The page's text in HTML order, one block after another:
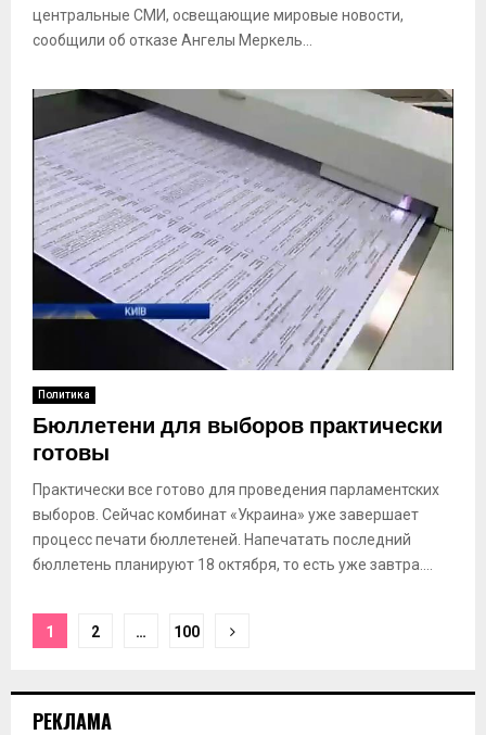
центральные СМИ, освещающие мировые новости,
сообщили об отказе Ангелы Меркель...
Политика
Бюллетени для выборов практически
готовы
Практически все готово для проведения парламентских
выборов. Сейчас комбинат «Украина» уже завершает
процесс печати бюллетеней. Напечатать последний
бюллетень планируют 18 октября, то есть уже завтра....
Пагинация
1 2 … 100
РЕКЛАМА